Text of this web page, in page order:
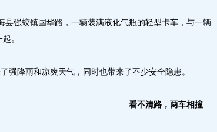
强蛟镇国华路，一辆装满液化气瓶的轻型卡车，与一辆
。
降雨和凉爽天气，同时也带来了不少安全隐患。
看不清路，两车相撞